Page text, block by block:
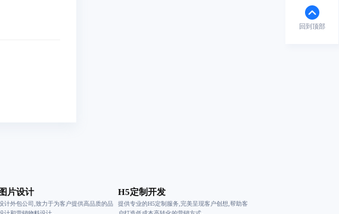
回到顶部
片设计
计外包公司,致力于为客户提供高品质的品
H5定制开发
提供专业的H5定制服务,完美呈现客户创想,帮助客